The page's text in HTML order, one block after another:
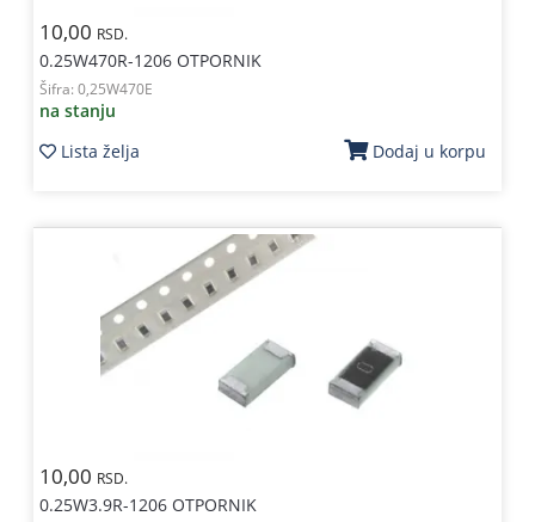
10,00 RSD.
0.25W470R-1206 OTPORNIK
Šifra: 0,25W470E
na stanju
Lista želja
Dodaj u korpu
10,00 RSD.
0.25W3.9R-1206 OTPORNIK